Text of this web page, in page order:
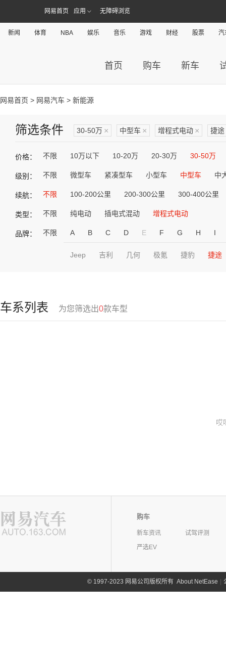
网易首页 应用 无障碍浏览
新闻 体育 NBA 娱乐 音乐 游戏 财经 股票 汽
首页 购车 新车
网易首页 > 网易汽车 > 新能源
筛选条件 30-50万 × 中型车 × 增程式电动 × 捷途
价格： 不限 10万以下 10-20万 20-30万 30-50万
级别： 不限 微型车 紧凑型车 小型车 中型车 中
续航： 不限 100-200公里 200-300公里 300-400公里
类型： 不限 纯电动 插电式混动 增程式电动
品牌： 不限 A B C D E F G H I
Jeep 吉利 几何 极氪 捷豹 捷途
车系列表 为您筛选出0款车型
哎
购车
新车资讯
试驾评测
严选EV
©1997-2023 网易公司版权所有 About NetEase